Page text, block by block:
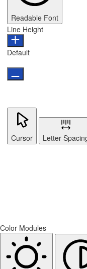
Readable Font
Line Height
Default
Cursor Letter
Color Modules